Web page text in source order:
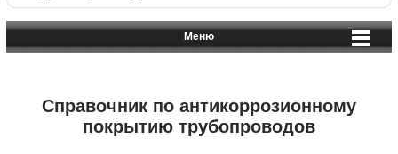
Меню
Справочник по антикоррозионному
покрытию трубопроводов